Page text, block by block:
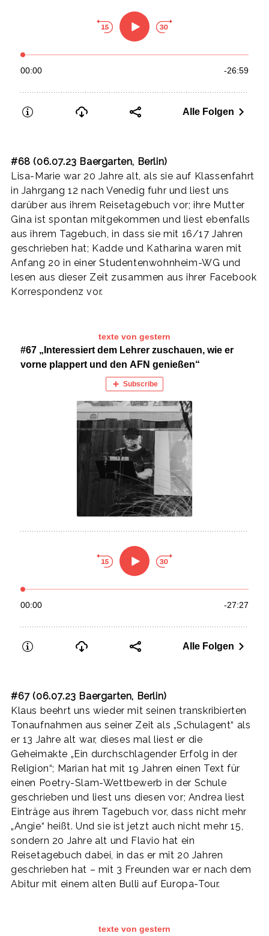
#68 (06.07.23 Baergarten, Berlin)
Lisa-Marie war 20 Jahre alt, als sie auf Klassenfahrt
in Jahrgang 12 nach Venedig fuhr und liest uns
darüber aus ihrem Reisetagebuch vor; ihre Mutter
Gina ist spontan mitgekommen und liest ebenfalls
aus ihrem Tagebuch, in dass sie mit 16/17 Jahren
geschrieben hat; Kadde und Katharina waren mit
Anfang 20 in einer Studentenwohnheim-WG und
lesen aus dieser Zeit zusammen aus ihrer Facebook
Korrespondenz vor.
#67 (06.07.23 Baergarten, Berlin)
Klaus beehrt uns wieder mit seinen transkribierten
Tonaufnahmen aus seiner Zeit als „Schulagent“ als
er 13 Jahre alt war, dieses mal liest er die
Geheimakte „Ein durchschlagender Erfolg in der
Religion“; Marian hat mit 19 Jahren einen Text für
einen Poetry-Slam-Wettbewerb in der Schule
geschrieben und liest uns diesen vor; Andrea liest
Einträge aus ihrem Tagebuch vor, dass nicht mehr
„Angie“ heißt. Und sie ist jetzt auch nicht mehr 15,
sondern 20 Jahre alt und Flavio hat ein
Reisetagebuch dabei, in das er mit 20 Jahren
geschrieben hat – mit 3 Freunden war er nach dem
Abitur mit einem alten Bulli auf Europa-Tour.